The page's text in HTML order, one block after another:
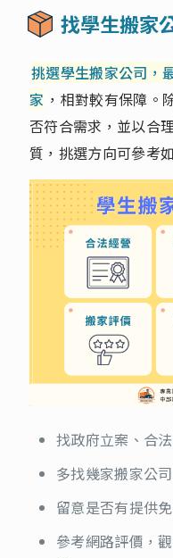
找學生搬家
挑選學生搬家公司，
家 ，相對較有保障。
否符合需求，並以合
質，挑選方向可參考
找政府立案、合
多找幾家搬家公
留意是否有提供
參考網路評價，